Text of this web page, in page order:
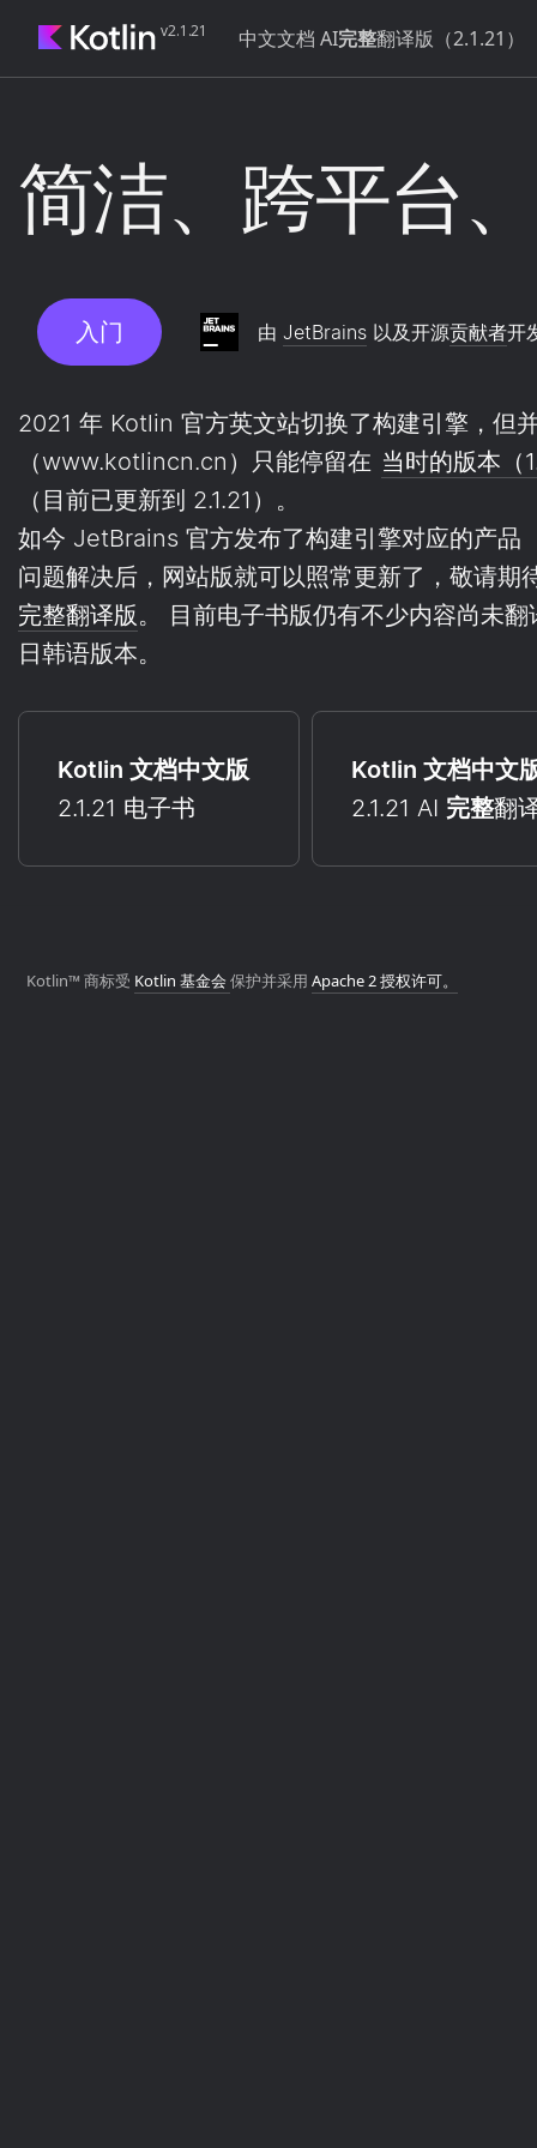
v2.1.21 中文文档 AI完整翻译版（2.1.21）
简洁、跨平台
入门 由 JetBrains 以及开源贡献者开
2021 年 Kotlin 官方英文站切换了构建引擎，但
（www.kotlincn.cn）只能停留在 当时的版本（
（目前已更新到 2.1.21）。
如今 JetBrains 官方发布了构建引擎对应的产品
问题解决后，网站版就可以照常更新了，敬请期
完整翻译版。 目前电子书版仍有不少内容尚未
日韩语版本。
Kotlin 文档中文版
2.1.21 电子书
Kotlin 文档中文
2.1.21 AI 完整翻
Kotlin™ 商标受 Kotlin 基金会 保护并采用 Apache 2 授权许可。